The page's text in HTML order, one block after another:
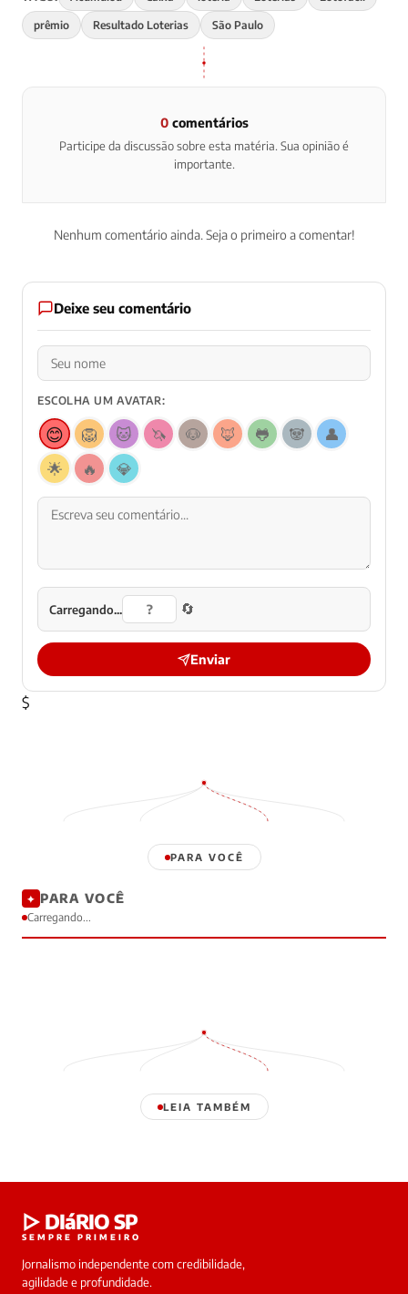
prêmio Resultado Loterias São Paulo
0comentários
Participe da discussão sobre esta matéria. Sua opinião é
importante.
Nenhum comentário ainda. Seja o primeiro a comentar!
Deixe seu comentário
ESCOLHA UM AVATAR:
😊 🦁 🐱 🦄 🐶 🦊 🐸 🐼
👤
🌟
🔥 💎
Carregando... 🔄
Enviar
$
PARA VOCÊ
✦ PARA VOCÊ
Carregando...
LEIA TAMBÉM
online
▷ DIáRIO SP
SEMPRE PRIMEIRO
Jornalismo independente com credibilidade,
agilidade e profundidade.